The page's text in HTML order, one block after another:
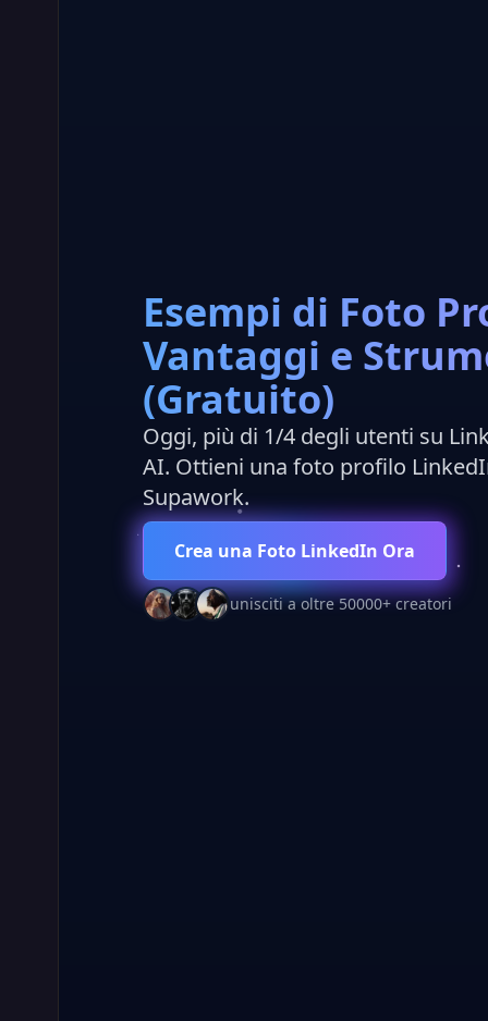
Esempi di Foto
Vantaggi e
(Gratuito)
Oggi, più di 1/4 degli utenti su
AI. Ottieni una foto profilo
Supawork.
Crea una Foto LinkedIn Ora
unisciti a oltre 50000+ creatori